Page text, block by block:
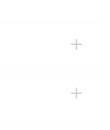
+
+